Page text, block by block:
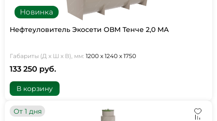
Новинка
Нефтеуловитель Экосети ОВМ Тенче 2,0 МА
Габариты (Д х Ш х В), мм: 1200 х 1240 х 1750
133 250 руб.
В корзину
От 1 дня